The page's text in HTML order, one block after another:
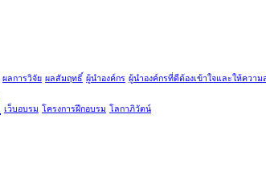
ผลการวิจัย ผลสัมฤทธิ์ ผู้นำองค์กร ผู้นำองค์กรที่ดีต้องเข้าใจและให้ควา
เว็บอบรม โครงการฝึกอบรม โลกาภิวัตน์